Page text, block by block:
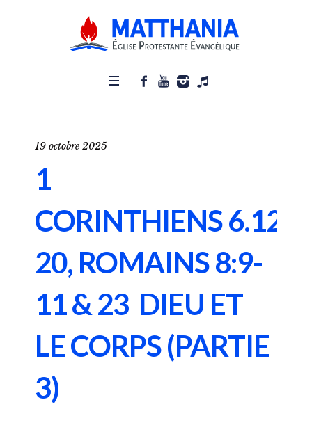
19 octobre 2025
1
CORINTHIENS 6.12-
20, ROMAINS 8:9-
11 & 23 DIEU ET
LE CORPS (PARTIE
3)